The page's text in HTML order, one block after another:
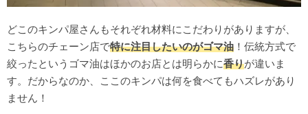
どこのキンパ屋さんもそれぞれ材料にこだわりがありますが、
こちらのチェーン店で特に注目したいのがゴマ油 ！伝統方式で
絞ったというゴマ油はほかのお店とは明らかに香りが違いま
す。だからなのか、ここのキンパは何を食べてもハズレがあり
ません！